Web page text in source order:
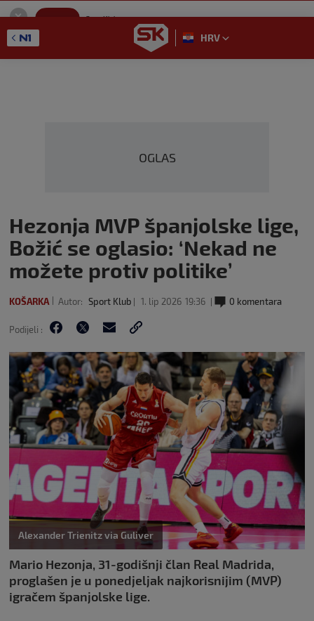
SportKlub
GET - On the Google Play
HRV
OGLAS
Hezonja MVP španjolske lige,
Božić se oglasio: ‘Nekad ne
možete protiv politike’
KOŠARKA Autor: Sport Klub 1. lip 2026 19:36 0 komentara
Podijeli :
Alexander Trienitz via Guliver
Mario Hezonja, 31-godišnji član Real Madrida,
proglašen je u ponedjeljak najkorisnijim (MVP)
igračem španjolske lige.